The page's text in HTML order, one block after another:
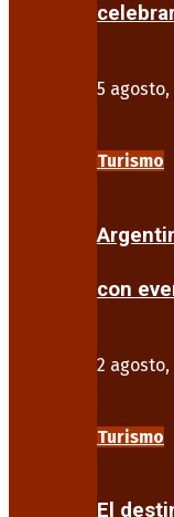
5 agosto,
Turismo
con
2 agosto,
Turismo
El